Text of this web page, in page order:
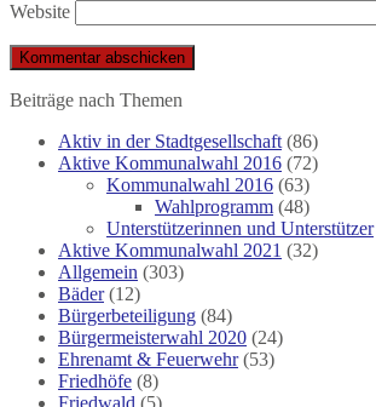
Website
Beiträge nach Themen
Aktiv in der Stadtgesellschaft (86)
Aktive Kommunalwahl 2016 (72)
Kommunalwahl 2016 (63)
Wahlprogramm (48)
Unterstützerinnen und Unterstützer
Aktive Kommunalwahl 2021 (32)
Allgemein (303)
Bäder(12)
Bürgerbeteiligung (84)
Bürgermeisterwahl 2020 (24)
Ehrenamt & Feuerwehr(53)
Friedhöfe (8)